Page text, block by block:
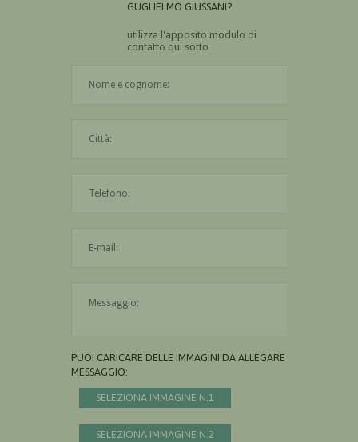
GUGLIELMO GIUSSANI?
utilizza l'apposito modulo di
contatto qui sotto
PUOI CARICARE DELLE IMMAGINI DA ALLEGARE AL
MESSAGGIO:
SELEZIONA IMMAGINE N.1
SELEZIONA IMMAGINE N.2